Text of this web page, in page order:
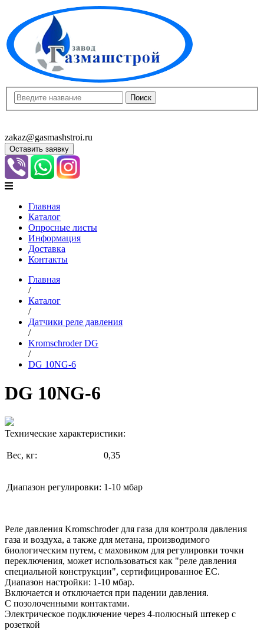
zakaz@gasmashstroi.ru
Оставить заявку
Главная
Каталог
Опросные листы
Информация
Доставка
Контакты
Главная
/
Каталог
/
Датчики реле давления
/
Kromschroder DG
/
DG 10NG-6
DG 10NG-6
Технические характеристики:
Вес, кг: 0,35
Диапазон регулировки: 1-10 мбар
Реле давления Kromschroder для газа для контроля давления
газа и воздуха, а также для метана, производимого
биологическим путем, с маховиком для регулировки точки
переключения, может использоваться как "реле давления
специальной конструкции", сертифицированное ЕС.
Диапазон настройки: 1-10 мбар.
Включается и отключается при падении давления.
С позолоченными контактами.
Электрическое подключение через 4-полюсный штекер с
розеткой